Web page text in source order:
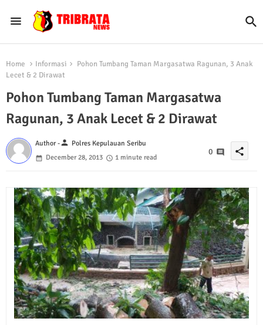
Home Informasi
Pohon Tumbang Taman Margasatwa Ragunan, 3 Anak
Lecet & 2 Dirawat
Pohon Tumbang Taman Margasatwa
Ragunan, 3 Anak Lecet & 2 Dirawat
Author -person Polres Kepulauan Seribu
December 28, 2013
1 minute read
0 share